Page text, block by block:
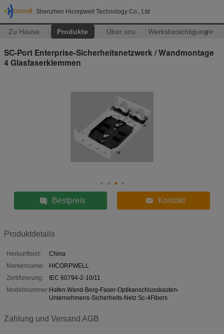
Shenzhen Hicorpwell Technology Co., Ltd
Zu Hause Produkte Über uns Werksbesichtigung>>
SC-Port Enterprise-Sicherheitsnetzwerk / Wandmontage
4 Glasfaserklemmen
Bestpreis Kontakt
Produktdetails
Herkunftsort:
China
Markenname:
HICORPWELL
Zertifizierung:
IEC 60794-2-10/11
Modellnummer:Hafen Wand-Berg-Faser-Optikanschlusskasten-
Unternehmens-Sicherheits-Netz Sc-4Fibers
Zahlung und Versand AGB